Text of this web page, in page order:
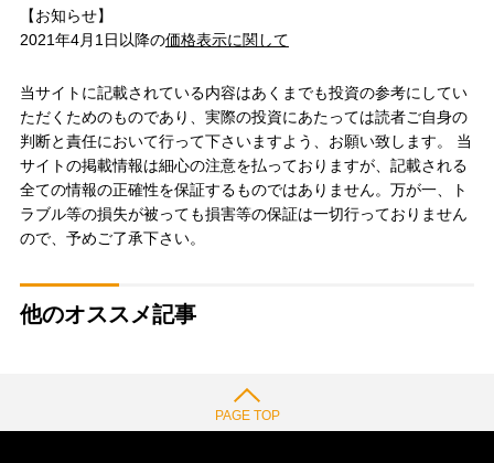
【お知らせ】
2021年4月1日以降の価格表示に関して
当サイトに記載されている内容はあくまでも投資の参考にしてい
ただくためのものであり、実際の投資にあたっては読者ご自身の
判断と責任において行って下さいますよう、お願い致します。 当
サイトの掲載情報は細心の注意を払っておりますが、記載される
全ての情報の正確性を保証するものではありません。万が一、ト
ラブル等の損失が被っても損害等の保証は一切行っておりません
ので、予めご了承下さい。
他のオススメ記事
PAGE TOP